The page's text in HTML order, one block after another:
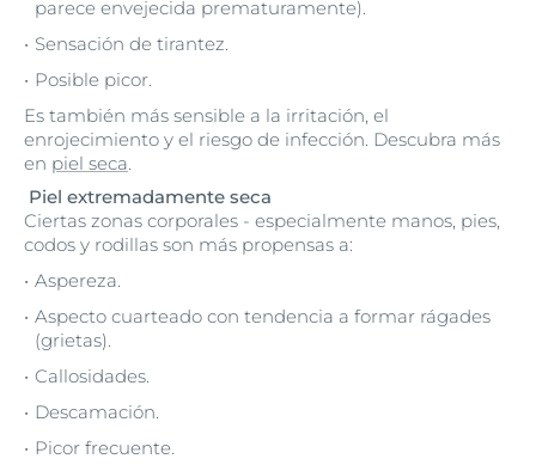
parece envejecida prematuramente).
Sensación de tirantez.
Posible picor.
Es también más sensible a la irritación, el
enrojecimiento y el riesgo de infección. Descubra más
en piel seca.
Piel extremadamente seca
Ciertas zonas corporales - especialmente manos, pies,
codos y rodillas son más propensas a:
Aspereza.
Aspecto cuarteado con tendencia a formar rágades
(grietas).
Callosidades.
Descamación.
Picor frecuente.